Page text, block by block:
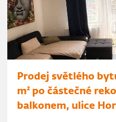
Prodej světlého
m² po částečné
balkonem, ulice